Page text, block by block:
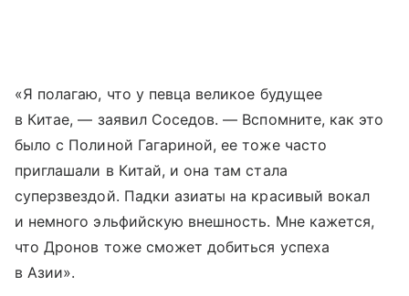
«Я полагаю, что у певца великое будущее
в Китае, — заявил Соседов. — Вспомните, как это
было с Полиной Гагариной, ее тоже часто
приглашали в Китай, и она там стала
суперзвездой. Падки азиаты на красивый вокал
и немного эльфийскую внешность. Мне кажется,
что Дронов тоже сможет добиться успеха
в Азии».